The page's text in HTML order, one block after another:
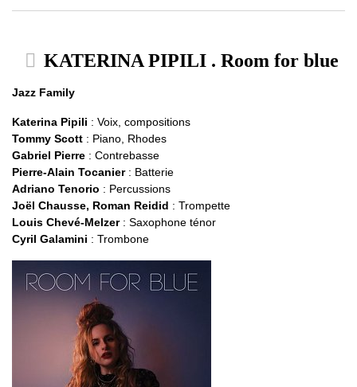
KATERINA PIPILI . Room for blue
Jazz Family
Katerina Pipili : Voix, compositions
Tommy Scott : Piano, Rhodes
Gabriel Pierre : Contrebasse
Pierre-Alain Tocanier: Batterie
Adriano Tenorio : Percussions
Joël Chausse, Roman Reidid : Trompette
Louis Chevé-Melzer: Saxophone ténor
Cyril Galamini : Trombone